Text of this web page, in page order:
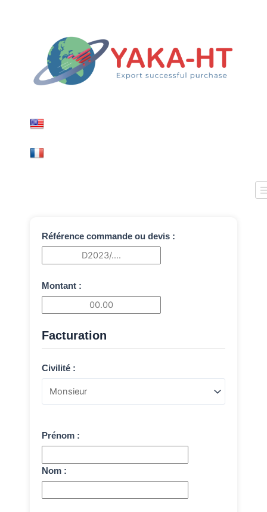
Référence commande ou devis :
Montant :
Facturation
Civilité :
Prénom :
Nom :